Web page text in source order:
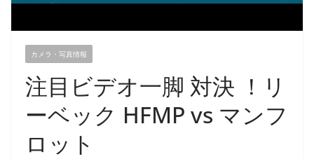
カメラ・写真情報
注目ビデオ一脚 対決 ！リ
ーベック HFMP vs マンフ
ロット